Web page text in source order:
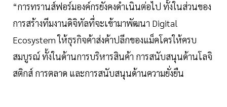
“การทรานส์ฟอร์มองค์กรยังคงดำเนินต่อไป ทั้งในส่วนของ
การสร้างทีมงานดิจิทัลที่จะเข้ามาพัฒนา Digital
Ecosystem ให้ธุรกิจค้าส่งค้าปลีกของแม็คโครให้ครบ
สมบูรณ์ ทั้งในด้านการบริหารสินค้า การสนับสนุนด้านโลจิ
สติกส์ การตลาด และการสนับสนุนด้านความยั่งยืน